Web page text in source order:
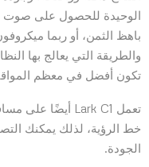
الوحيدة للحصول على
باهظ الثمن، أو ربما
تكون أفضل في معظم
خط الرؤية، لذلك يمكنك
الجودة.